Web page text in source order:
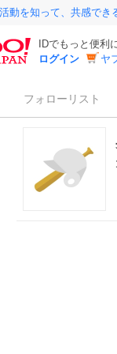
動を知って、共感でき
IDでもっと便利
ログイン
ヤ
フォローリスト